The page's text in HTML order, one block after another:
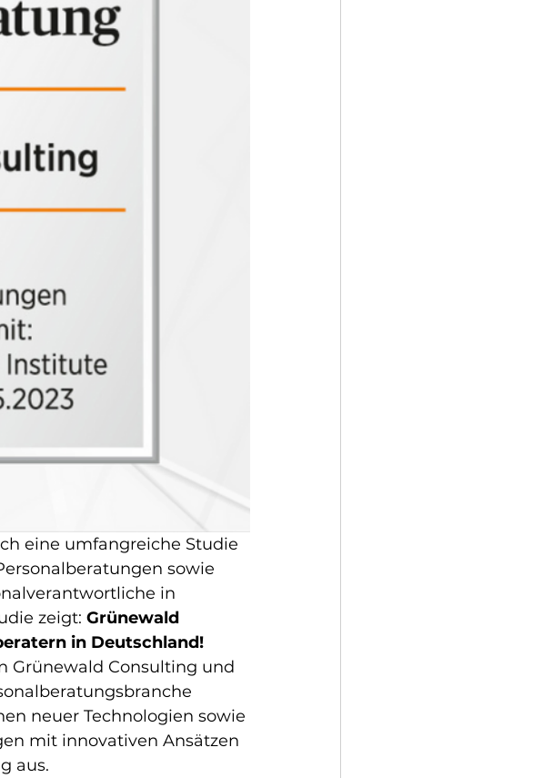
eine umfangreiche Studie
sowie
in
zeigt: Grünewald
in Deutschland!
Grünewald Consulting und
neuer Technologien sowie
mit innovativen Ansätzen
aus.